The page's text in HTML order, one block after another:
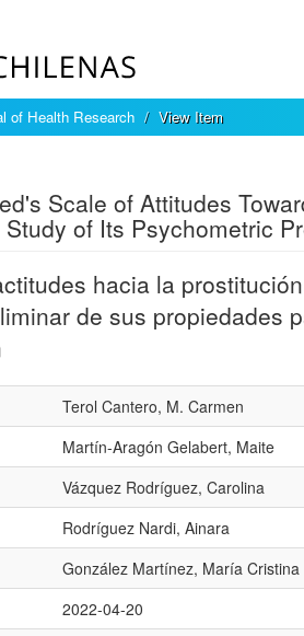
of Health Research View Item
Scale of Attitudes
of Its Psychometric
hacia la
de sus propiedades
Terol Cantero, M. Carmen
Martín-Aragón Gelabert, Maite
Vázquez Rodríguez, Carolina
Rodríguez Nardi, Ainara
González Martínez, María Cristina
2022-04-20